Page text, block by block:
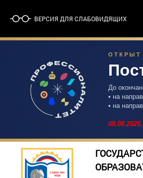
ВЕРСИЯ ДЛЯ СЛАБОВИДЯЩИХ
ОТКРЫТ
До
• на
• на
08.08.2026,